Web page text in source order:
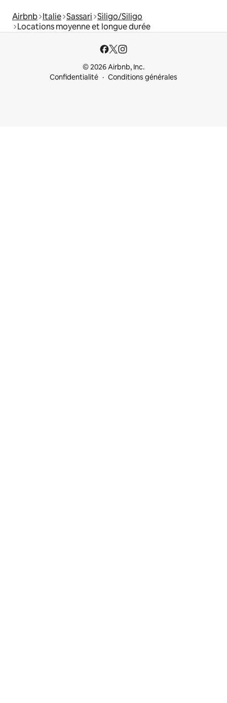
Airbnb Italie Sassari Sìligo/Siligo
Locations moyenne et longue durée
© 2026 Airbnb, Inc.
Confidentialité
Conditions générales